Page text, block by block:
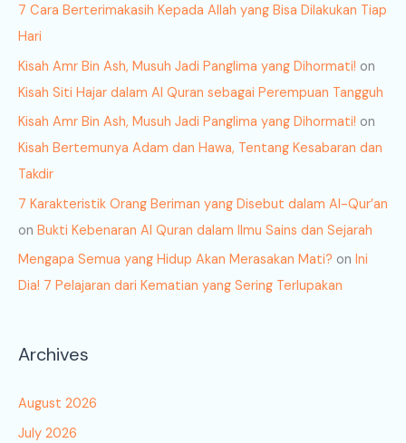
7 Cara Berterimakasih Kepada Allah yang Bisa Dilakukan Tiap
Hari
Kisah Amr Bin Ash, Musuh Jadi Panglima yang Dihormati! on
Kisah Siti Hajar dalam Al Quran sebagai Perempuan Tangguh
Kisah Amr Bin Ash, Musuh Jadi Panglima yang Dihormati! on
Kisah Bertemunya Adam dan Hawa, Tentang Kesabaran dan
Takdir
7 Karakteristik Orang Beriman yang Disebut dalam Al-Qur’an
on Bukti Kebenaran Al Quran dalam Ilmu Sains dan Sejarah
Mengapa Semua yang Hidup Akan Merasakan Mati? on Ini
Dia! 7 Pelajaran dari Kematian yang Sering Terlupakan
Archives
August 2026
July 2026